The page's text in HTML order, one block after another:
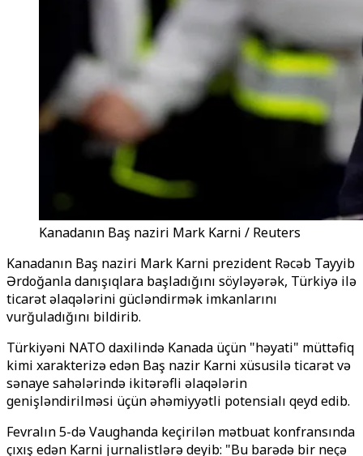
Kanadanın Baş naziri Mark Karni / Reuters
Kanadanın Baş naziri Mark Karni prezident Rəcəb Tayyib
Ərdoğanla danışıqlara başladığını söyləyərək, Türkiyə ilə
ticarət əlaqələrini gücləndirmək imkanlarını
vurğuladığını bildirib.
Türkiyəni NATO daxilində Kanada üçün "həyati" müttəfiq
kimi xarakterizə edən Baş nazir Karni xüsusilə ticarət və
sənaye sahələrində ikitərəfli əlaqələrin
genişləndirilməsi üçün əhəmiyyətli potensialı qeyd edib.
Fevralın 5-də Vaughanda keçirilən mətbuat konfransında
çıxış edən Karni jurnalistlərə deyib: "Bu barədə bir neçə